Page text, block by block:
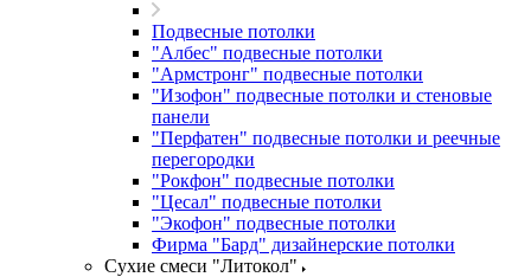
Подвесные потолки
"Албес" подвесные потолки
"Армстронг" подвесные потолки
"Изофон" подвесные потолки и стеновые
панели
"Перфатен" подвесные потолки и реечные
перегородки
"Рокфон" подвесные потолки
"Цесал" подвесные потолки
"Экофон" подвесные потолки
Фирма "Бард" дизайнерские потолки
Сухие смеси "Литокол"